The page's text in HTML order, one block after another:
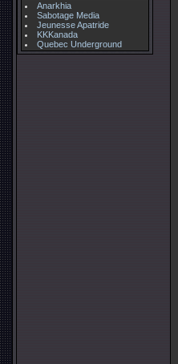
Anarkhia
Sabotage Media
Jeunesse Apatride
KKKanada
Quebec Underground